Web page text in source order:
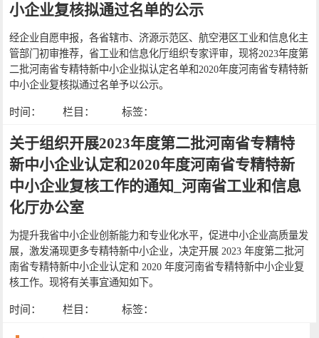
小企业复核拟通过名单的公示
经企业自愿申报，各省辖市、济源示范区、航空港区工业和信息化主
管部门初审推荐，省工业和信息化厅组织专家评审，现将2023年度第
二批河南省专精特新中小企业拟认定名单和2020年度河南省专精特新
中小企业复核拟通过名单予以公示。
时间： 栏目： 标签：
关于组织开展2023年度第二批河南省专精特
新中小企业认定和2020年度河南省专精特新
中小企业复核工作的通知_河南省工业和信息
化厅办公室
​为提升我省中小企业创新能力和专业化水平，促进中小企业高质量发
展，激发涌现更多专精特新中小企业，决定开展 2023 年度第二批河
南省专精特新中小企业认定和 2020 年度河南省专精特新中小企业复
核工作。现将有关事宜通知如下。
时间： 栏目： 标签：